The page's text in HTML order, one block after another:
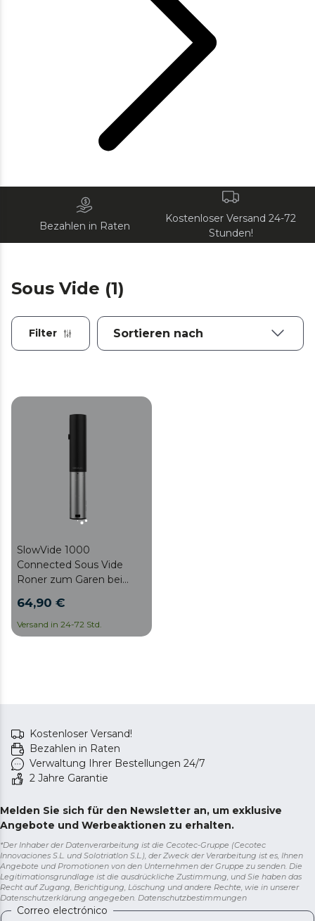
Bezahlen in Raten
Kostenloser Versand 24-72
Stunden!
Sous Vide (1)
Filter
SlowVide 1000
Connected Sous Vide
Roner zum Garen bei
Wi-Fi-Konnektivität und
1000 W Leistung.
64,90 €
Versand in 24-72 Std.
Kostenloser Versand!
Bezahlen in Raten
Verwaltung Ihrer Bestellungen 24/7
2 Jahre Garantie
Melden Sie sich für den Newsletter an, um exklusive
Angebote und Werbeaktionen zu erhalten.
*Der Inhaber der Datenverarbeitung ist die Cecotec-Gruppe (Cecotec
Innovaciones S.L. und Solotriatlon S.L.), der Zweck der Verarbeitung ist es, Ihnen
Angebote und Promotionen von den Unternehmen der Gruppe zu senden. Die
Legitimationsgrundlage ist die ausdrückliche Zustimmung, und Sie haben das
Recht auf Zugang, Berichtigung, Löschung und andere Rechte, wie in unserer
Datenschutzerklärung angegeben. Datenschutzbestimmungen
Correo electrónico